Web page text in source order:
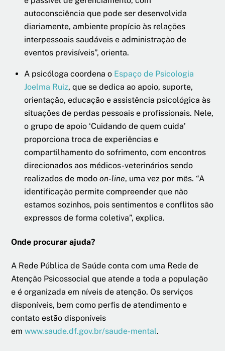
autoconsciência que pode ser desenvolvida
diariamente, ambiente propício às relações
interpessoais saudáveis e administração de
eventos previsíveis”, orienta.
A psicóloga coordena o Espaço de Psicologia
Joelma Ruiz, que se dedica ao apoio, suporte,
orientação, educação e assistência psicológica às
situações de perdas pessoais e profissionais. Nele,
o grupo de apoio ‘Cuidando de quem cuida’
proporciona troca de experiências e
compartilhamento do sofrimento, com encontros
direcionados aos médicos-veterinários sendo
realizados de modo on-line, uma vez por mês. “A
identificação permite compreender que não
estamos sozinhos, pois sentimentos e conflitos são
expressos de forma coletiva”, explica.
Onde procurar ajuda?
A Rede Pública de Saúde conta com uma Rede de
Atenção Psicossocial que atende a toda a população
e é organizada em níveis de atenção. Os serviços
disponíveis, bem como perfis de atendimento e
contato estão disponíveis
emwww.saude.df.gov.br/saude-mental.